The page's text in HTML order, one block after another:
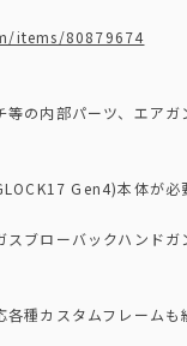
items/80879674
の内部パーツ、エアガ
Gen4)本体が必
スブローバックハンドガ
種カスタムフレームも